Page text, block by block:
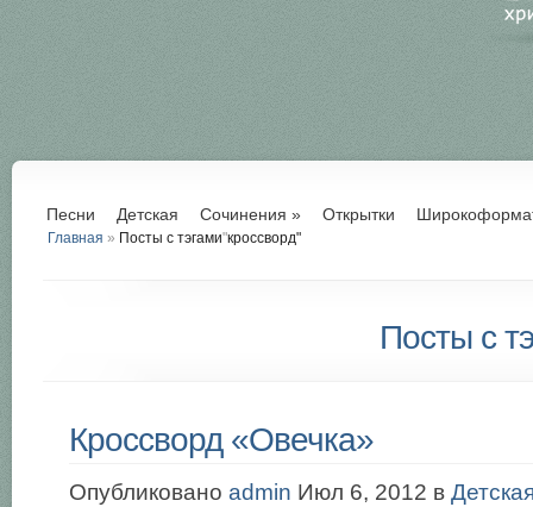
Песни Детская Сочинения » Открытки
Главная » Посты с тэгами"кроссворд"
Посты с
Кроссворд «Овечка»
Опубликовано admin Июл 6, 2012 в